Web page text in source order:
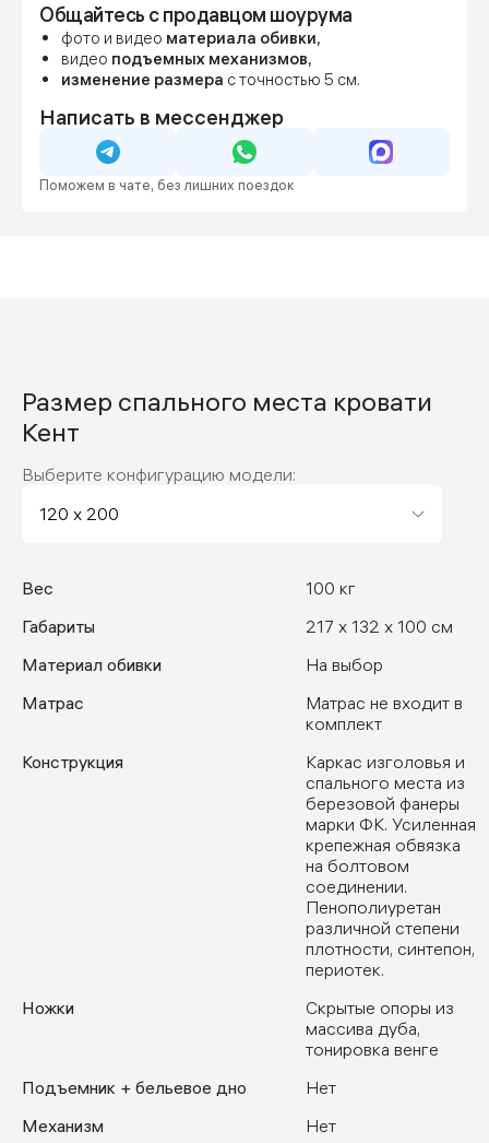
готовности.
Фиксируем цену сразу, даже если мебель
понадобится позже — чтобы вы были уверены в
бюджете и сроках.
Общайтесь с продавцом шоурума
фото и видео материала обивки,
видео подъемных механизмов,
изменение размера с точностью 5 см.
Написать в мессенджер
Поможем в чате, без лишних поездок
Размер спального места кровати
Кент
Выберите конфигурацию модели:
Вес
100 кг
Габариты
217 x 132 x 100 см
Материал обивки
На выбор
Матрас
Матрас не входит в
комплект
Конструкция
Каркас изголовья и
спального места из
березовой фанеры
марки ФК. Усиленная
крепежная обвязка
на болтовом
соединении.
Пенополиуретан
различной степени
плотности, синтепон,
периотек.
Ножки
Скрытые опоры из
массива дуба,
тонировка венге
Подъемник + бельевое дно
Нет
Механизм
Нет